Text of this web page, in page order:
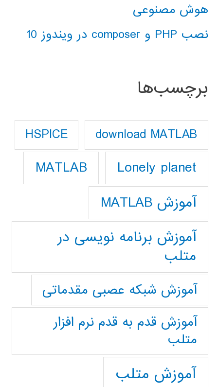
هوش مصنوعی
نصب PHP و composer در ویندوز 10
برچسب‌ها
download MATLAB
HSPICE
Lonely planet
MATLAB
آموزش MATLAB
آموزش برنامه نویسی در
متلب
آموزش شبکه عصبی مقدماتی
آموزش قدم به قدم نرم افزار
متلب
آموزش متلب